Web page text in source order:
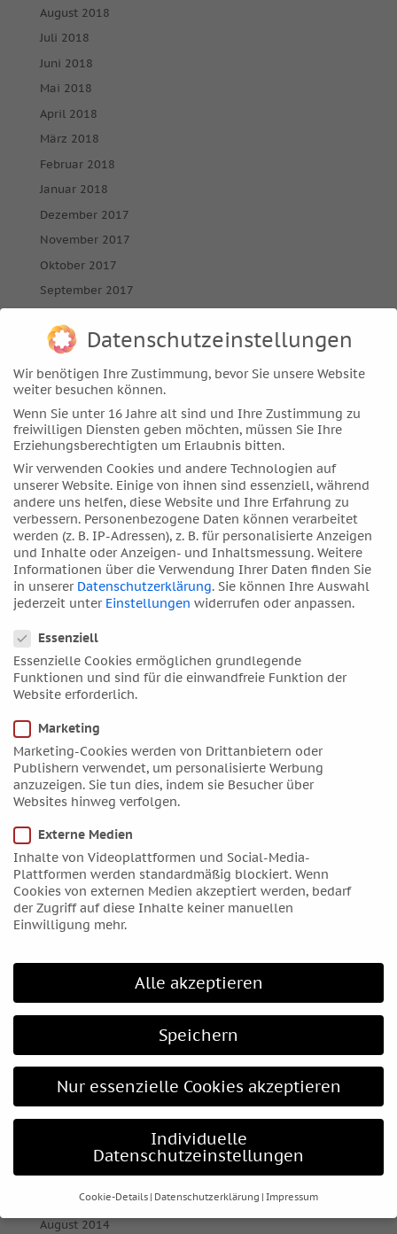
August 2018
Juli 2018
Juni 2018
Mai 2018
April 2018
März 2018
Februar 2018
Januar 2018
Dezember 2017
November 2017
Oktober 2017
September 2017
Juli 2017
Juni 2017
Mai 2017
April 2017
März 2017
Februar 2017
Januar 2017
Dezember 2016
November 2016
Oktober 2016
September 2016
Juli 2016
Juni 2016
Mai 2016
April 2016
März 2016
Februar 2016
Januar 2016
Oktober 2015
September 2015
August 2015
Dezember 2014
November 2014
Oktober 2014
September 2014
August 2014
Datenschutzeinstellungen
Wir benötigen Ihre Zustimmung, bevor Sie unsere Website
weiter besuchen können.
Wenn Sie unter 16 Jahre alt sind und Ihre Zustimmung zu
freiwilligen Diensten geben möchten, müssen Sie Ihre
Erziehungsberechtigten um Erlaubnis bitten.
Wir verwenden Cookies und andere Technologien auf
unserer Website. Einige von ihnen sind essenziell, während
andere uns helfen, diese Website und Ihre Erfahrung zu
verbessern. Personenbezogene Daten können verarbeitet
werden (z. B. IP-Adressen), z. B. für personalisierte Anzeigen
und Inhalte oder Anzeigen- und Inhaltsmessung. Weitere
Informationen über die Verwendung Ihrer Daten finden Sie
in unserer Datenschutzerklärung. Sie können Ihre Auswahl
jederzeit unter Einstellungen widerrufen oder anpassen.
Essenziell
Essenzielle Cookies ermöglichen grundlegende
Funktionen und sind für die einwandfreie Funktion der
Website erforderlich.
Marketing
Marketing-Cookies werden von Drittanbietern oder
Publishern verwendet, um personalisierte Werbung
anzuzeigen. Sie tun dies, indem sie Besucher über
Websites hinweg verfolgen.
Externe Medien
Inhalte von Videoplattformen und Social-Media-
Plattformen werden standardmäßig blockiert. Wenn
Cookies von externen Medien akzeptiert werden, bedarf
der Zugriff auf diese Inhalte keiner manuellen
Einwilligung mehr.
Alle akzeptieren
Speichern
Nur essenzielle Cookies akzeptieren
Individuelle
Datenschutzeinstellungen
Cookie-Details Datenschutzerklärung Impressum
Datenschutzeinstellungen